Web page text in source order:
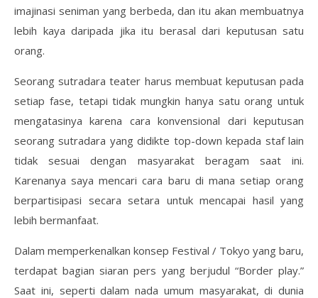
imajinasi seniman yang berbeda, dan itu akan membuatnya
lebih kaya daripada jika itu berasal dari keputusan satu
orang.
Seorang sutradara teater harus membuat keputusan pada
setiap fase, tetapi tidak mungkin hanya satu orang untuk
mengatasinya karena cara konvensional dari keputusan
seorang sutradara yang didikte top-down kepada staf lain
tidak sesuai dengan masyarakat beragam saat ini.
Karenanya saya mencari cara baru di mana setiap orang
berpartisipasi secara setara untuk mencapai hasil yang
lebih bermanfaat.
Dalam memperkenalkan konsep Festival / Tokyo yang baru,
terdapat bagian siaran pers yang berjudul “Border play.”
Saat ini, seperti dalam nada umum masyarakat, di dunia